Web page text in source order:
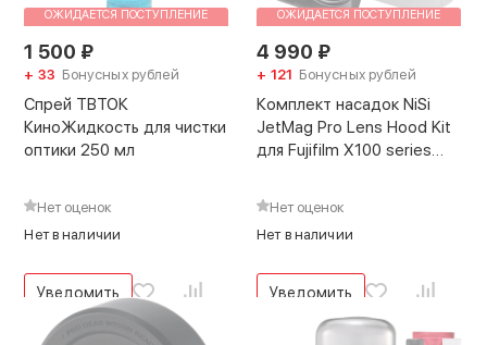
ОЖИДАЕТСЯ ПОСТУПЛЕНИЕ
1 500 ₽
+ 33 Бонусных рублей
Спрей ТВТОК
КиноЖидкость для чистки
оптики 250 мл
Нет оценок
Нет в наличии
Уведомить
ОЖИДАЕТСЯ ПОСТУПЛЕНИЕ
4 990 ₽
+ 121 Бонусных рублей
Комплект насадок NiSi
JetMag Pro Lens Hood Kit
для Fujifilm X100 series
Нет оценок
Нет в наличии
Уведомить